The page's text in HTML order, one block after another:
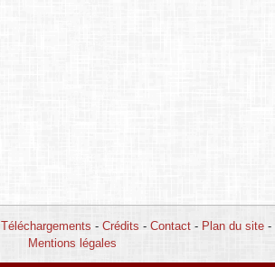
Téléchargements - Crédits - Contact- Plan du site-
Mentions légales